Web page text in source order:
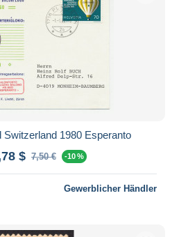
Switzerland 1980 Esperanto
$ 7,50 € -10 %
Gewerblicher Händler